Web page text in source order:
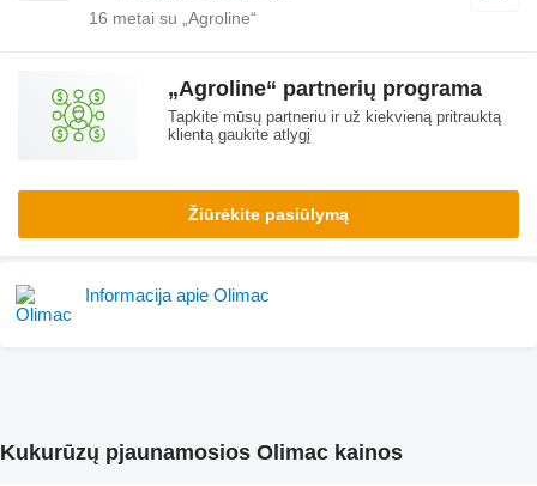
16 metai su „Agroline“
„Agroline“ partnerių programa
Tapkite mūsų partneriu ir už kiekvieną pritrauktą
klientą gaukite atlygį
Žiūrėkite pasiūlymą
Informacija apie Olimac
Kukurūzų pjaunamosios Olimac kainos